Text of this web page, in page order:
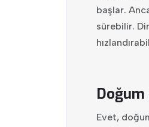
başlar.
sürebilir.
Doğum
Evet,